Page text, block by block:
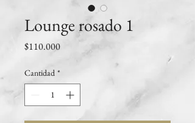
Lounge rosado 1
$110.000Precio
Cantidad *